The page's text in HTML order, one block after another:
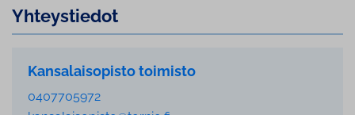
Yh­teys­tie­dot
Kansalaisopisto toimisto
0407705972